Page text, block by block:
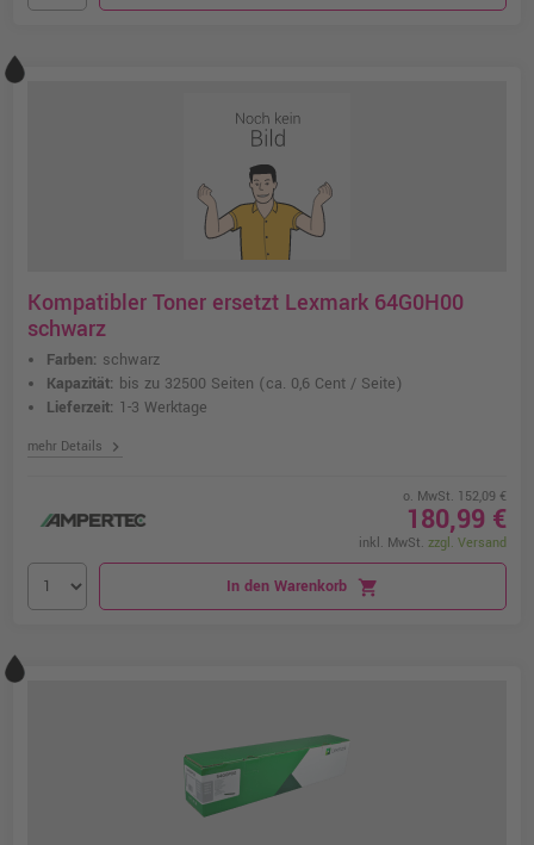
Kompatibler Toner ersetzt Lexmark 64G0H00
schwarz
Farben: schwarz
Kapazität: bis zu 32500 Seiten (ca. 0,6 Cent / Seite)
Lieferzeit: 1-3 Werktage
mehr Details chevron_right
o. MwSt. 152,09 €
180,99 €
inkl. MwSt. zzgl. Versand
In den Warenkorb shopping_cart